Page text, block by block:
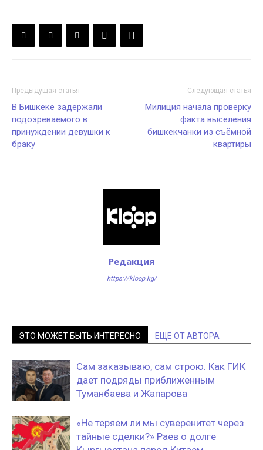
Предыдущая статья
В Бишкеке задержали
подозреваемого в
принуждении девушки к
браку
Следующая статья
Милиция начала проверку
факта выселения
бишкекчанки из съёмной
квартиры
Редакция
https://kloop.kg/
ЭТО МОЖЕТ БЫТЬ ИНТЕРЕСНО ЕЩЕ ОТ АВТОРА
Сам заказываю, сам строю. Как ГИК
дает подряды приближенным
Туманбаева и Жапарова
«Не теряем ли мы суверенитет через
тайные сделки?» Раев о долге